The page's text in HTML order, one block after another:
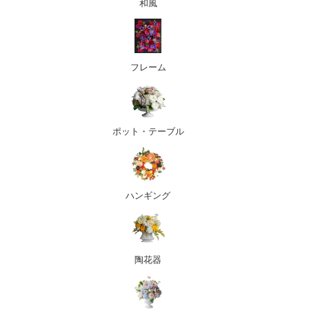
和風
フレーム
ポット・テーブル
ハンギング
陶花器